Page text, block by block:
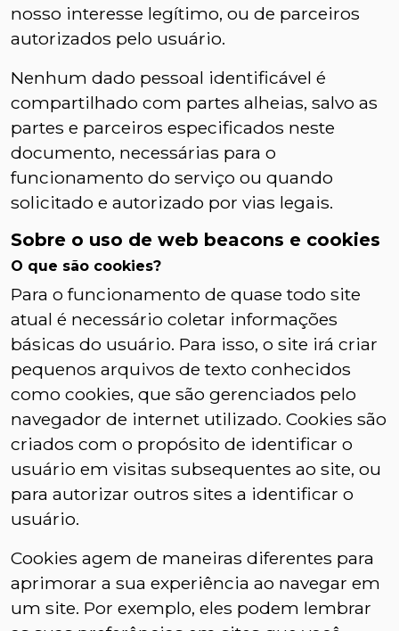
nosso interesse legítimo, ou de parceiros
autorizados pelo usuário.
Nenhum dado pessoal identificável é
compartilhado com partes alheias, salvo as
partes e parceiros especificados neste
documento, necessárias para o
funcionamento do serviço ou quando
solicitado e autorizado por vias legais.
Sobre o uso de web beacons e cookies
O que são cookies?
Para o funcionamento de quase todo site
atual é necessário coletar informações
básicas do usuário. Para isso, o site irá criar
pequenos arquivos de texto conhecidos
como cookies, que são gerenciados pelo
navegador de internet utilizado. Cookies são
criados com o propósito de identificar o
usuário em visitas subsequentes ao site, ou
para autorizar outros sites a identificar o
usuário.
Cookies agem de maneiras diferentes para
aprimorar a sua experiência ao navegar em
um site. Por exemplo, eles podem lembrar